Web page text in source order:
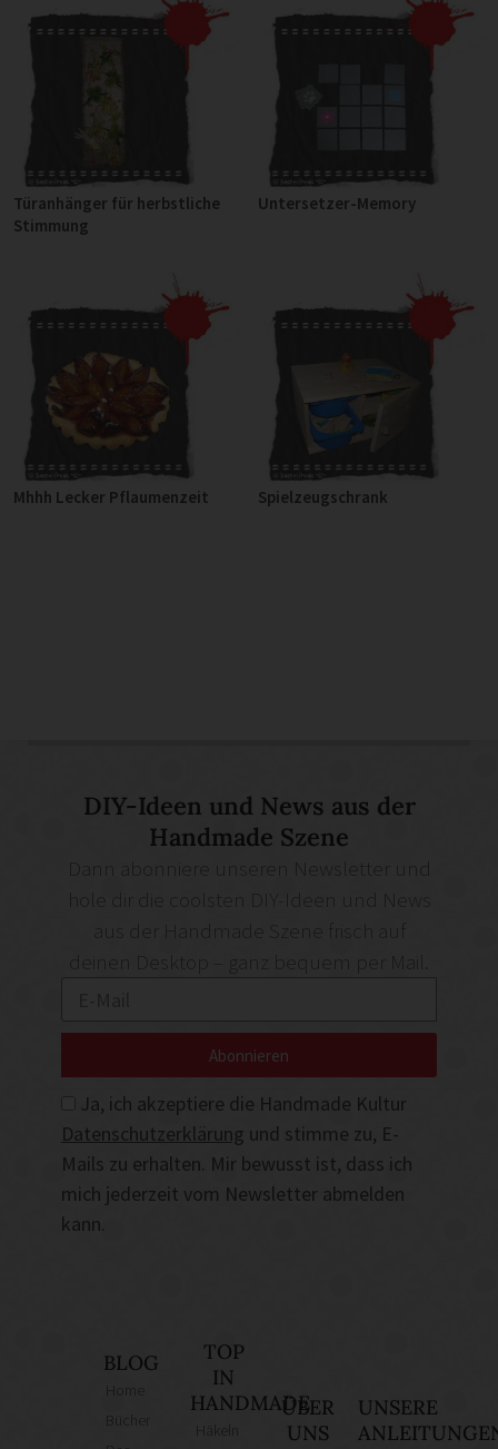
Türanhänger für herbstliche
Stimmung
Untersetzer-Memory
Mhhh Lecker Pflaumenzeit Spielzeugschrank
DIY-Ideen und News aus der
Handmade Szene
deinen Desktop – ganz bequem per Mail.
Ja, ich akzeptiere die Handmade Kultur
Datenschutzerklärung und stimme zu, E-
Mails zu erhalten. Mir bewusst ist, dass ich
mich jederzeit vom Newsletter abmelden
kann.
Abonnieren
BLOG
TOP
IN
HANDMADEÜBER
UNS
UNSERE